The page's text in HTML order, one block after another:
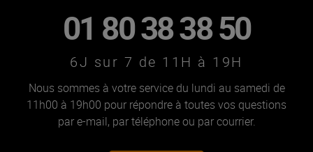
01 80 38 38 50
6J sur 7 de 11H à 19H
Nous sommes à votre service du lundi au samedi de
11h00 à 19h00 pour répondre à toutes vos questions
par e-mail, par téléphone ou par courrier.